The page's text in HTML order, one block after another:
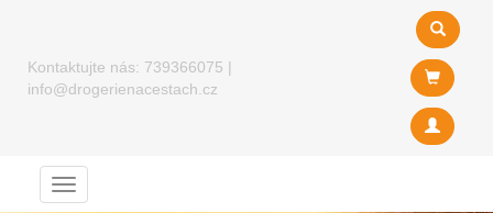
Kontaktujte nás: 739366075 |
info@drogerienacestach.cz
Menu